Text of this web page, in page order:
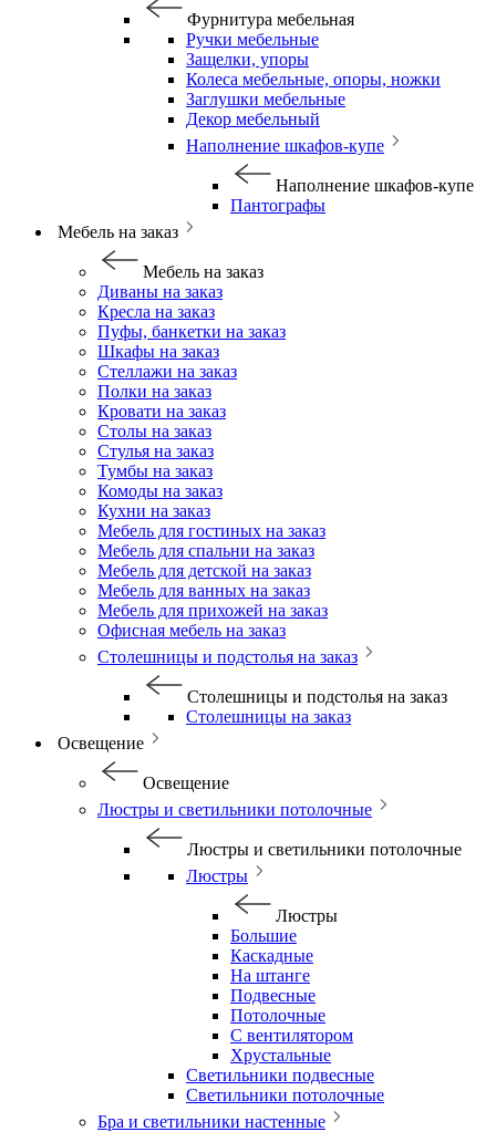
Фурнитура мебельная
Ручки мебельные
Защелки, упоры
Колеса мебельные, опоры, ножки
Заглушки мебельные
Декор мебельный
Наполнение шкафов-купе
Наполнение шкафов-купе
Пантографы
Мебель на заказ
Мебель на заказ
Диваны на заказ
Кресла на заказ
Пуфы, банкетки на заказ
Шкафы на заказ
Стеллажи на заказ
Полки на заказ
Кровати на заказ
Столы на заказ
Стулья на заказ
Тумбы на заказ
Комоды на заказ
Кухни на заказ
Мебель для гостиных на заказ
Мебель для спальни на заказ
Мебель для детской на заказ
Мебель для ванных на заказ
Мебель для прихожей на заказ
Офисная мебель на заказ
Столешницы и подстолья на заказ
Столешницы и подстолья на заказ
Столешницы на заказ
Освещение
Освещение
Люстры и светильники потолочные
Люстры и светильники потолочные
Люстры
Люстры
Большие
Каскадные
На штанге
Подвесные
Потолочные
С вентилятором
Хрустальные
Светильники подвесные
Светильники потолочные
Бра и светильники настенные